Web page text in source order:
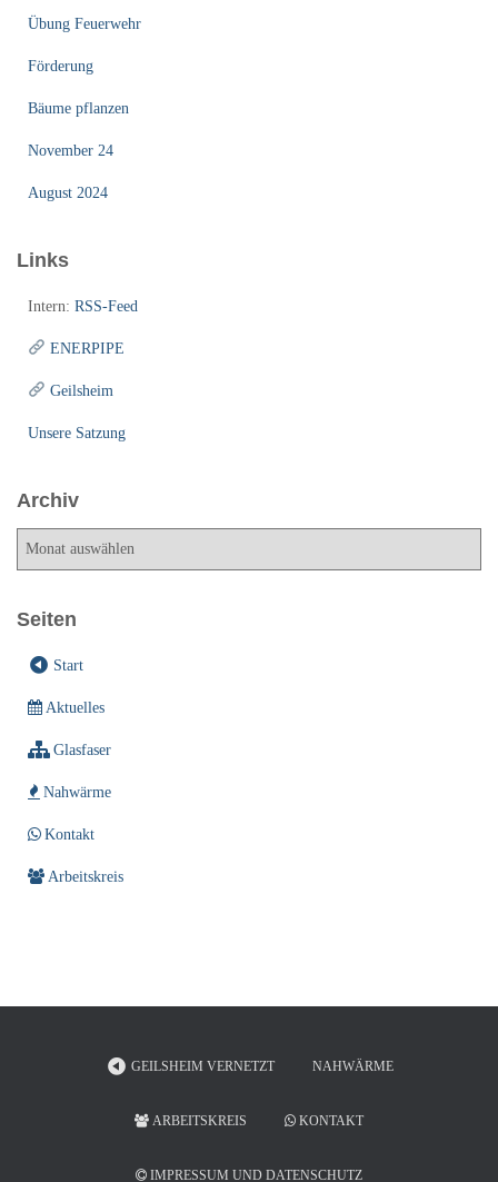
Beiträge
Übung Feuerwehr
Förderung
Bäume pflanzen
November 24
August 2024
Links
Intern: RSS-Feed
ENERPIPE
Geilsheim
Unsere Satzung
Archiv
h
Seiten
Start
Aktuelles
Glasfaser
Nahwärme
Kontakt
Arbeitskreis
GEILSHEIM VERNETZT NAHWÄRME
ARBEITSKREIS KONTAKT
IMPRESSUM UND DATENSCHUTZ